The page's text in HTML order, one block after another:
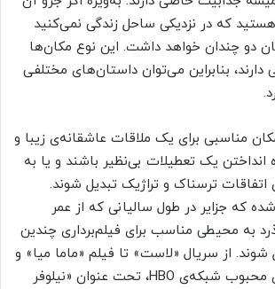
که در نزدیکی ساحل زندگی نمی‌کنید
دو چندان خواهد داشت. این نوع مکان‌ها
دارند، بنابراین می‌توان داستان‌های مختلفی
مناسبی برای یک ملاقات عاشقانه‌ی زیبا و
انداختن یک تعطیلات بی‌نظیر باشند و یا به
اتفاقات ترسناک و تراژیک تبدیل شوند.
که جزایر در طول سالیانی که از عمر
به محیطی مناسب برای فیلم‌برداری چندین
شوند. از سریال «لاست» تا فیلم «ماما میا» و
یا یکی از سریال‌های محبوب شبکه‌ی HBO، تحت عنوان «نیلوفر